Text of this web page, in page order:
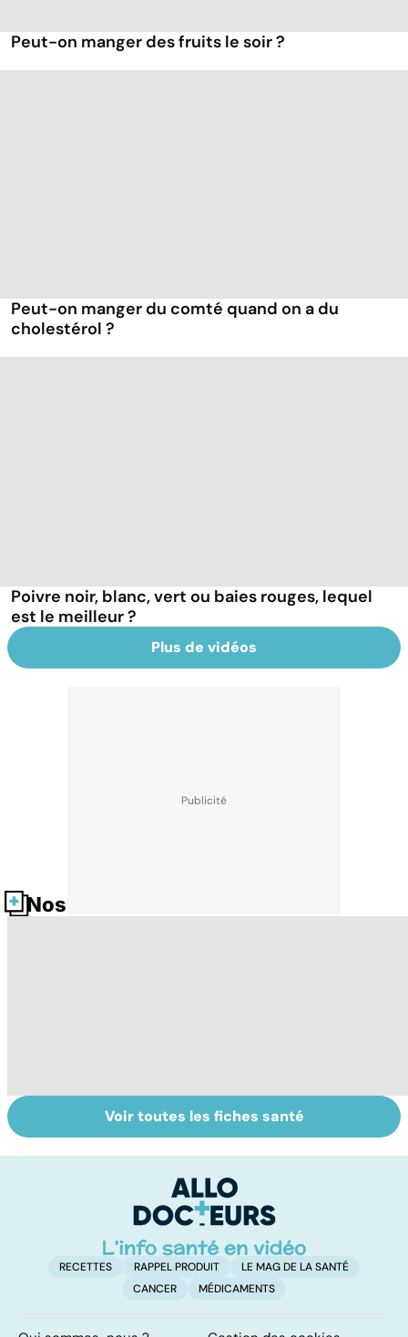
Peut-on manger des fruits le soir ?
Peut-on manger du comté quand on a du
cholestérol ?
Poivre noir, blanc, vert ou baies rouges, lequel
est le meilleur ?
Plus de vidéos
Nos fiches santé
Le TDAH, un
trouble de
hyperactivité
Accident
vasculaire
également
touché
Voir toutes les fiches santé
RECETTES RAPPEL PRODUIT
LE MAG DE LA SANTÉ
CANCER
MÉDICAMENTS